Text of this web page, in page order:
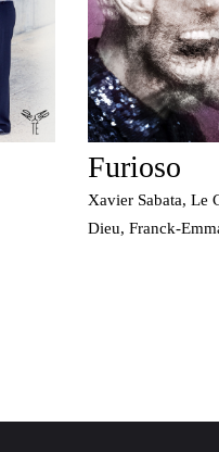
Furioso
Xavier Sabata, Le
Dieu, Franck-